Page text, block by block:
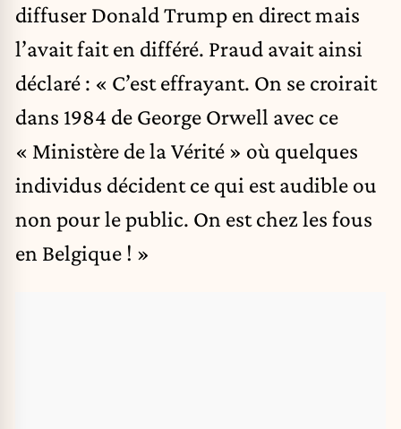
diffuser Donald Trump en direct mais
l’avait fait en différé. Praud avait ainsi
déclaré : « C’est effrayant. On se croirait
dans 1984 de George Orwell avec ce
« Ministère de la Vérité » où quelques
individus décident ce qui est audible ou
non pour le public. On est chez les fous
en Belgique ! »